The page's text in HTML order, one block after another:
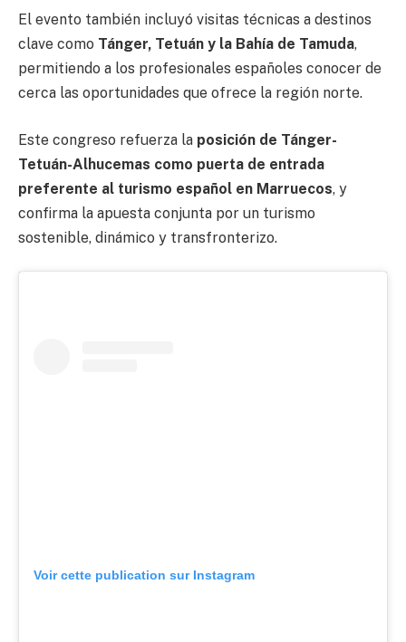
El evento también incluyó visitas técnicas a destinos
clave como Tánger, Tetuán y la Bahía de Tamuda,
permitiendo a los profesionales españoles conocer de
cerca las oportunidades que ofrece la región norte.
Este congreso refuerza la posición de Tánger-
Tetuán-Alhucemas como puerta de entrada
preferente al turismo español en Marruecos, y
confirma la apuesta conjunta por un turismo
sostenible, dinámico y transfronterizo.
Voir cette publication sur Instagram